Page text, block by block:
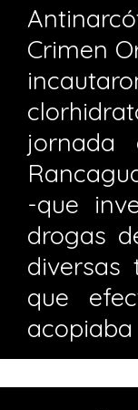
Crimen
-que
drogas
diversas
que